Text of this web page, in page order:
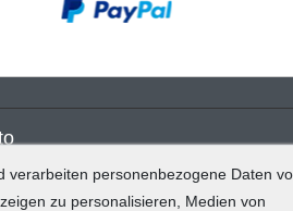
verarbeiten personenbezogene Daten
zu personalisieren, Medien von